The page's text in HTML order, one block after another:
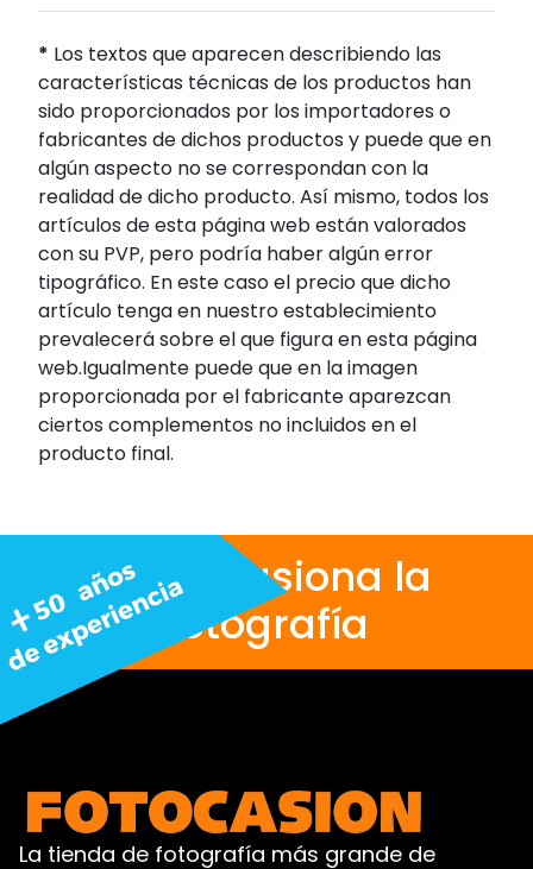
* Los textos que aparecen describiendo las
características técnicas de los productos han
sido proporcionados por los importadores o
fabricantes de dichos productos y puede que en
algún aspecto no se correspondan con la
realidad de dicho producto. Así mismo, todos los
artículos de esta página web están valorados
con su PVP, pero podría haber algún error
tipográfico. En este caso el precio que dicho
artículo tenga en nuestro establecimiento
prevalecerá sobre el que figura en esta página
web.Igualmente puede que en la imagen
proporcionada por el fabricante aparezcan
ciertos complementos no incluidos en el
producto final.
Nos apasiona la
fotografía
La tienda de fotografía más grande de